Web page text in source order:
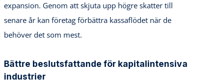
expansion. Genom att skjuta upp högre skatter till
senare år kan företag förbättra kassaflödet när de
behöver det som mest.
Bättre beslutsfattande för kapitalintensiva
industrier